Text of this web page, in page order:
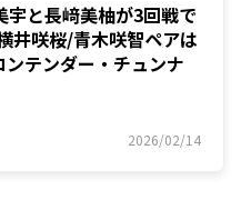
宇と長﨑美柚が3回戦で
井咲桜/青木咲智ペアは
テンダー・チュンナ
2026/02/14